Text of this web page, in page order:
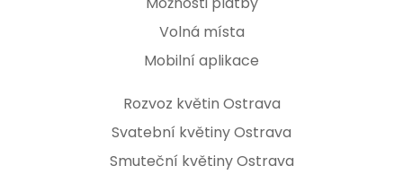
Volná místa
Mobilní aplikace
Rozvoz květin Ostrava
Svatební květiny Ostrava
Smuteční květiny Ostrava